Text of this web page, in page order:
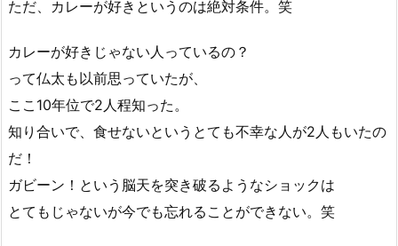
ただ、カレーが好きというのは絶対条件。笑
カレーが好きじゃない人っているの？
って仏太も以前思っていたが、
ここ10年位で2人程知った。
知り合いで、食せないというとても不幸な人が2人もいたの
だ！
ガビーン！という脳天を突き破るようなショックは
とてもじゃないが今でも忘れることができない。笑